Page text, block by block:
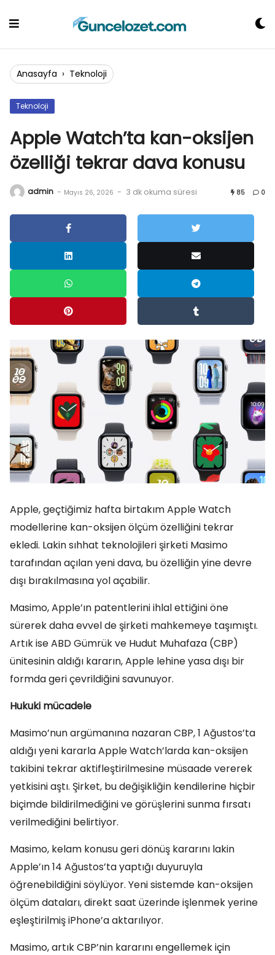
Anasayfa › Teknoloji
Teknoloji
Apple Watch’ta kan-oksijen
özelliği tekrar dava konusu
admin - Mayıs 26, 2026 - 3 dk okuma süresi 85 0
Apple, geçtiğimiz hafta birtakım Apple Watch
modellerine kan-oksijen ölçüm özelliğini tekrar
ekledi. Lakin sıhhat teknolojileri şirketi Masimo
tarafından açılan yeni dava, bu özelliğin yine devre
dışı bırakılmasına yol açabilir.
Masimo, Apple’ın patentlerini ihlal ettiğini öne
sürerek daha evvel de şirketi mahkemeye taşımıştı.
Artık ise ABD Gümrük ve Hudut Muhafaza (CBP)
ünitesinin aldığı kararın, Apple lehine yasa dışı bir
formda geri çevrildiğini savunuyor.
Hukuki mücadele
Masimo’nun argümanına nazaran CBP, 1 Ağustos’ta
aldığı yeni kararla Apple Watch’larda kan-oksijen
takibini tekrar aktifleştirilmesine müsaade vererek
yetkisini aştı. Şirket, bu değişikliğin kendilerine hiçbir
biçimde bildirilmediğini ve görüşlerini sunma fırsatı
verilmediğini belirtiyor.
Masimo, kelam konusu geri dönüş kararını lakin
Apple’ın 14 Ağustos’ta yaptığı duyuruyla
öğrenebildiğini söylüyor. Yeni sistemde kan-oksijen
ölçüm dataları, direkt saat üzerinde işlenmek yerine
eşleştirilmiş iPhone’a aktarılıyor.
Masimo, artık CBP’nin kararını engellemek için